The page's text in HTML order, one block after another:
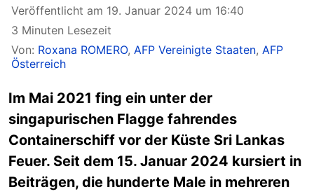
Veröffentlicht am 19. Januar 2024 um 16:40
3 Minuten Lesezeit
Von: Roxana ROMERO, AFP Vereinigte Staaten, AFP
Österreich
Im Mai 2021 fing ein unter der
singapurischen Flagge fahrendes
Containerschiff vor der Küste Sri Lankas
Feuer. Seit dem 15. Januar 2024 kursiert in
Beiträgen, die hunderte Male in mehreren